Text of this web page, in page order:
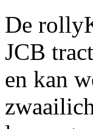
De
JCB
en kan